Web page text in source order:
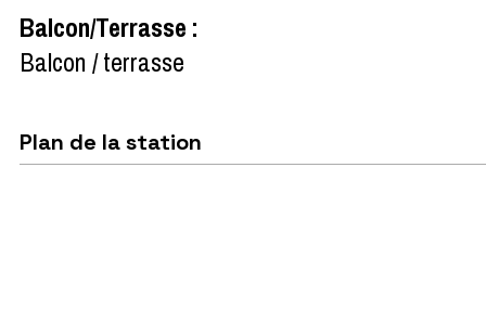
Balcon/Terrasse :
Balcon / terrasse
Plan de la station